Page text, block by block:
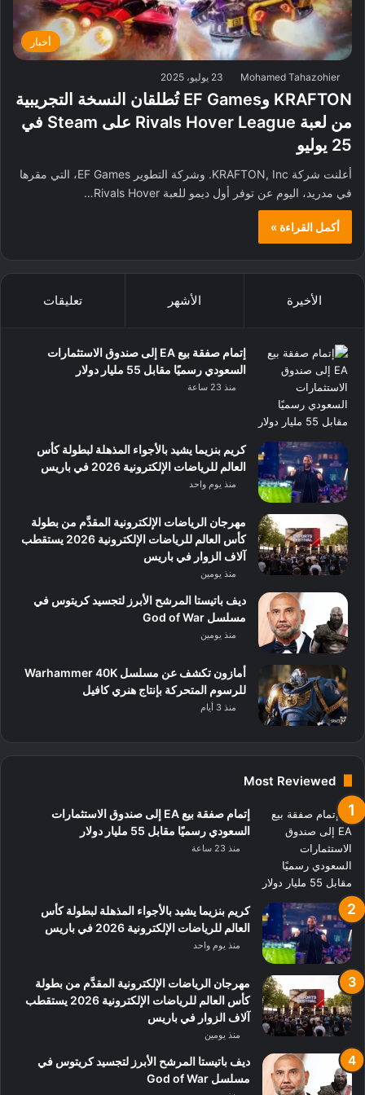
أخبار
Mohamed Tahazohier 23 يوليو، 2025
KRAFTON وEF Games تُطلقان النسخة التجريبية
من لعبة Rivals Hover League على Steam في
25 يوليو
أعلنت شركة KRAFTON, Inc. وشركة التطوير EF Games، التي مقرها
في مدريد، اليوم عن توفر أول ديمو للعبة Rivals Hover…
أكمل القراءة »
الأخيرة الأشهر تعليقات
إتمام صفقة بيع EA إلى صندوق الاستثمارات
السعودي رسميًا مقابل 55 مليار دولار
منذ 23 ساعة
كريم بنزيما يشيد بالأجواء المذهلة لبطولة كأس
العالم للرياضات الإلكترونية 2026 في باريس
منذ يوم واحد
مهرجان الرياضات الإلكترونية المقدَّم من بطولة
كأس العالم للرياضات الإلكترونية 2026 يستقطب
آلاف الزوار في باريس
منذ يومين
ديف باتيستا المرشح الأبرز لتجسيد كريتوس في
مسلسل God of War
منذ يومين
أمازون تكشف عن مسلسل Warhammer 40K
للرسوم المتحركة بإنتاج هنري كافيل
منذ 3 أيام
Most Reviewed
إتمام صفقة بيع EA إلى صندوق الاستثمارات
السعودي رسميًا مقابل 55 مليار دولار
منذ 23 ساعة
كريم بنزيما يشيد بالأجواء المذهلة لبطولة كأس
العالم للرياضات الإلكترونية 2026 في باريس
منذ يوم واحد
مهرجان الرياضات الإلكترونية المقدَّم من بطولة
كأس العالم للرياضات الإلكترونية 2026 يستقطب
آلاف الزوار في باريس
منذ يومين
ديف باتيستا المرشح الأبرز لتجسيد كريتوس في
مسلسل God of War